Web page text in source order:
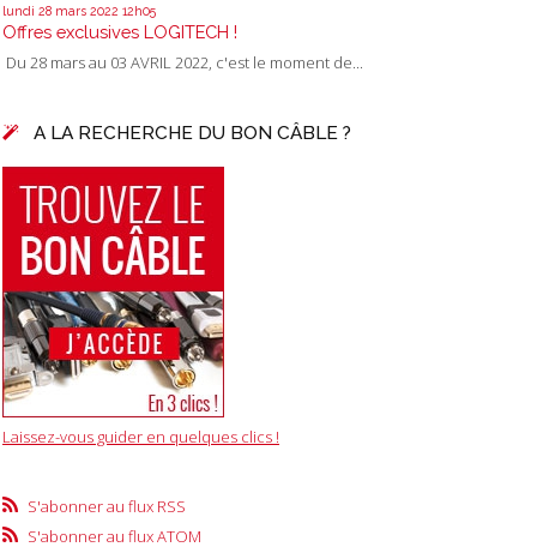
lundi 28 mars 2022 12h05
Offres exclusives LOGITECH !
Du 28 mars au 03 AVRIL 2022, c'est le moment de...
A LA RECHERCHE DU BON CÂBLE ?
Laissez-vous guider en quelques clics !
S'abonner au flux RSS
S'abonner au flux ATOM